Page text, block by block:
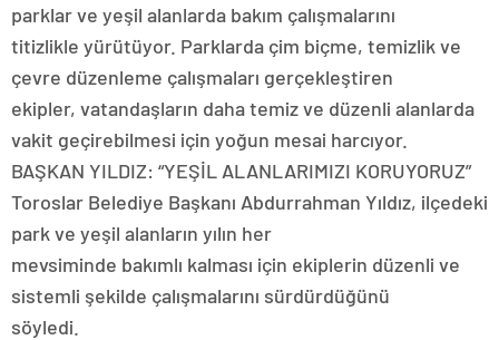
parklar ve yeşil alanlarda bakım çalışmalarını
titizlikle yürütüyor. Parklarda çim biçme, temizlik ve
çevre düzenleme çalışmaları gerçekleştiren
ekipler, vatandaşların daha temiz ve düzenli alanlarda
vakit geçirebilmesi için yoğun mesai harcıyor.
BAŞKAN YILDIZ: “YEŞİL ALANLARIMIZI KORUYORUZ”
Toroslar Belediye Başkanı Abdurrahman Yıldız, ilçedeki
park ve yeşil alanların yılın her
mevsiminde bakımlı kalması için ekiplerin düzenli ve
sistemli şekilde çalışmalarını sürdürdüğünü
söyledi.